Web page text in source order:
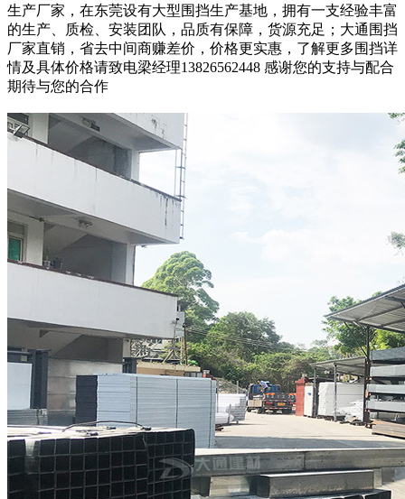
生产厂家，在东莞设有大型围挡生产基地，拥有一支经验丰富
的生产、质检、安装团队，品质有保障，货源充足；大通围挡
厂家直销，省去中间商赚差价，价格更实惠，了解更多围挡详
情及具体价格请致电梁经理13826562448 感谢您的支持与配合
期待与您的合作